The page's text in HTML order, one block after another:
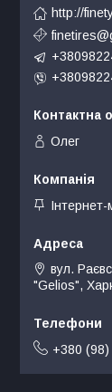
http://
Олег
вул.
"Gelios",
+380